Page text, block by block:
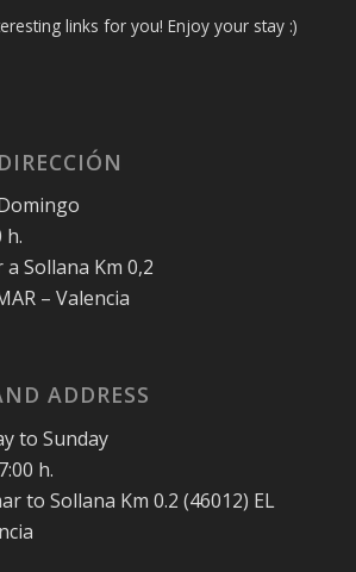
links for you! Enjoy your stay :)
h.
Sollana Km 0,2
– Valencia
ADDRESS
to Sunday
h.
to Sollana Km 0.2 (46012) EL